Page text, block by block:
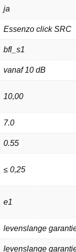
ja
Essenzo click SRC
bfl_s1
vanaf 10 dB
10,00
7.0
0.55
≤ 0,25
e1
levenslange
levenslange